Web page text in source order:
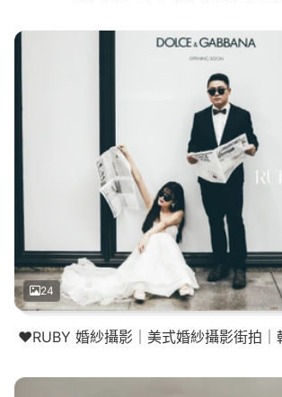
24
❤️RUBY 婚紗攝影｜美式婚紗攝影街拍｜